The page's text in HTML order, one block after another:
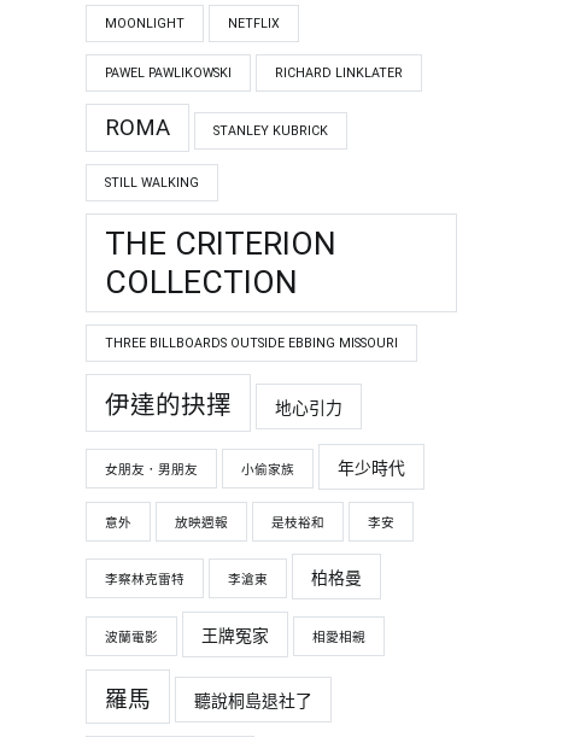
MOONLIGHT NETFLIX
PAWEL PAWLIKOWSKI RICHARD LINKLATER
ROMA STANLEY KUBRICK
STILL WALKING
THE CRITERION
COLLECTION
THREE BILLBOARDS OUTSIDE EBBING MISSOURI
伊達的抉擇 地心引力
女朋友．男朋友 小偷家族 年少時代
意外 放映週報 是枝裕和 李安
李察林克雷特 李滄東 柏格曼
波蘭電影 王牌冤家 相愛相親
羅馬 聽說桐島退社了